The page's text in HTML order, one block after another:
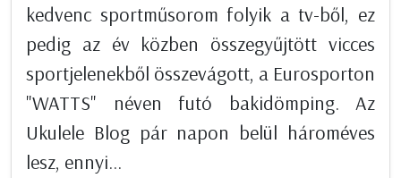
kedvenc sportműsorom folyik a tv-ből, ez
pedig az év közben összegyűjtött vicces
sportjelenekből összevágott, a Eurosporton
"WATTS" néven futó bakidömping. Az
Ukulele Blog pár napon belül hároméves
lesz, ennyi...